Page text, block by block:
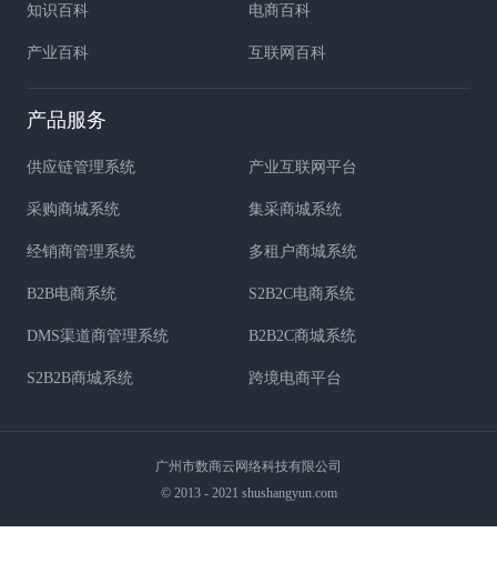
知识百科 电商百科
产业百科 互联网百科
产品服务
供应链管理系统 产业互联网平台
采购商城系统 集采商城系统
经销商管理系统 多租户商城系统
B2B电商系统 S2B2C电商系统
DMS渠道商管理系统 B2B2C商城系统
S2B2B商城系统 跨境电商平台
广州市数商云网络科技有限公司
© 2013 - 2021 shushangyun.com